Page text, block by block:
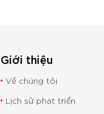
Giới thiệu
Về chúng tôi
Lịch sử phát triển